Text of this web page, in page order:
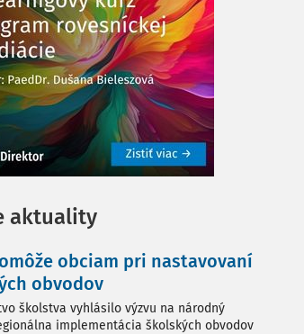
aktuality
obciam pri nastavovaní
obvodov
školstva vyhlásilo výzvu na národný
implementácia školských obvodov